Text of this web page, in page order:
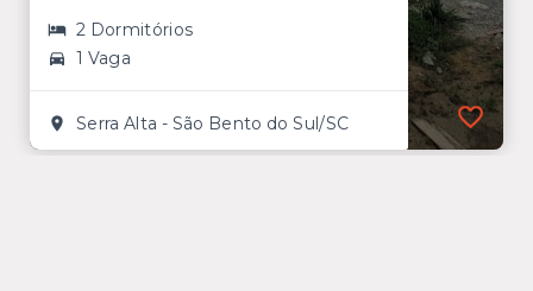
2 Dormitórios
1 Vaga
Serra Alta - São Bento do Sul/SC